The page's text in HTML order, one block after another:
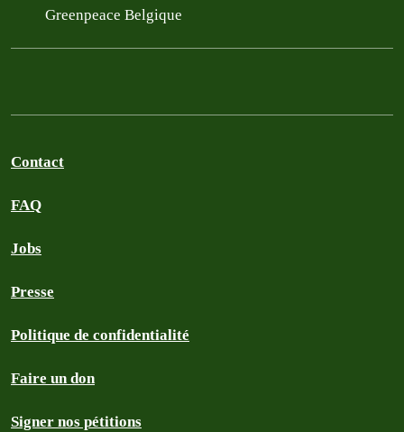
Greenpeace Belgique
Contact
FAQ
Jobs
Presse
Politique de confidentialité
Faire un don
Signer nos pétitions